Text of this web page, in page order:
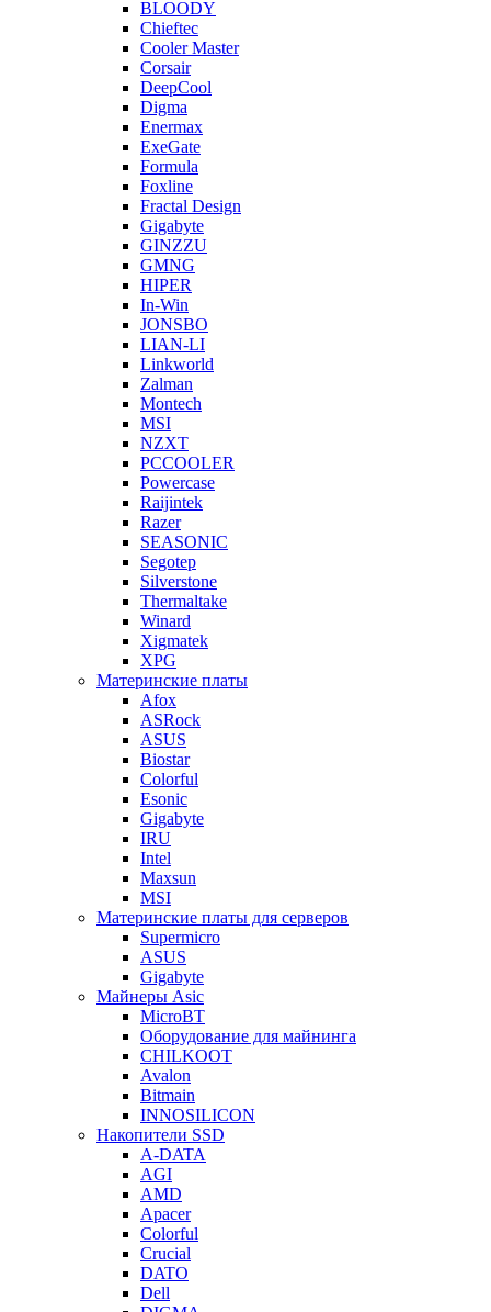
BLOODY
Chieftec
Cooler Master
Corsair
DeepCool
Digma
Enermax
ExeGate
Formula
Foxline
Fractal Design
Gigabyte
GINZZU
GMNG
HIPER
In-Win
JONSBO
LIAN-LI
Linkworld
Zalman
Montech
MSI
NZXT
PCCOOLER
Powercase
Raijintek
Razer
SEASONIC
Segotep
Silverstone
Thermaltake
Winard
Xigmatek
XPG
Материнские платы
Afox
ASRock
ASUS
Biostar
Colorful
Esonic
Gigabyte
IRU
Intel
Maxsun
MSI
Материнские платы для серверов
Supermicro
ASUS
Gigabyte
Майнеры Asic
MicroBT
Оборудование для майнинга
CHILKOOT
Avalon
Bitmain
INNOSILICON
Накопители SSD
A-DATA
AGI
AMD
Apacer
Colorful
Crucial
DATO
Dell